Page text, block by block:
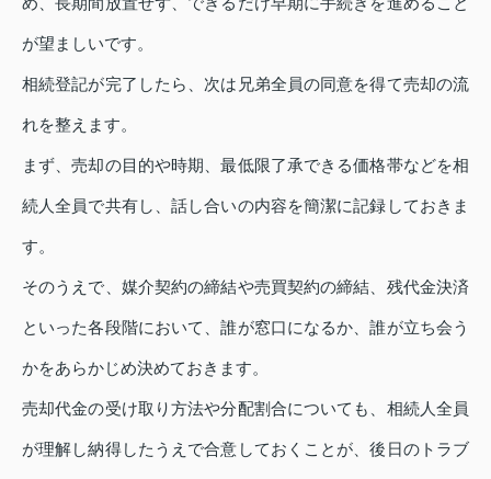
が望ましいです。
相続登記が完了したら、次は兄弟全員の同意を得て売却の流
れを整えます。
まず、売却の目的や時期、最低限了承できる価格帯などを相
続人全員で共有し、話し合いの内容を簡潔に記録しておきま
す。
そのうえで、媒介契約の締結や売買契約の締結、残代金決済
といった各段階において、誰が窓口になるか、誰が立ち会う
かをあらかじめ決めておきます。
売却代金の受け取り方法や分配割合についても、相続人全員
が理解し納得したうえで合意しておくことが、後日のトラブ